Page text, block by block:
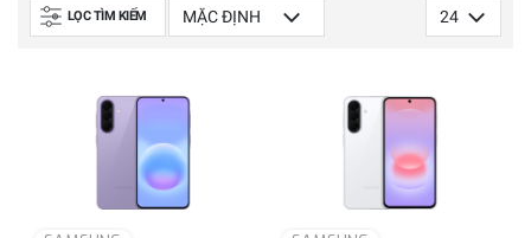
LỌC TÌM KIẾM